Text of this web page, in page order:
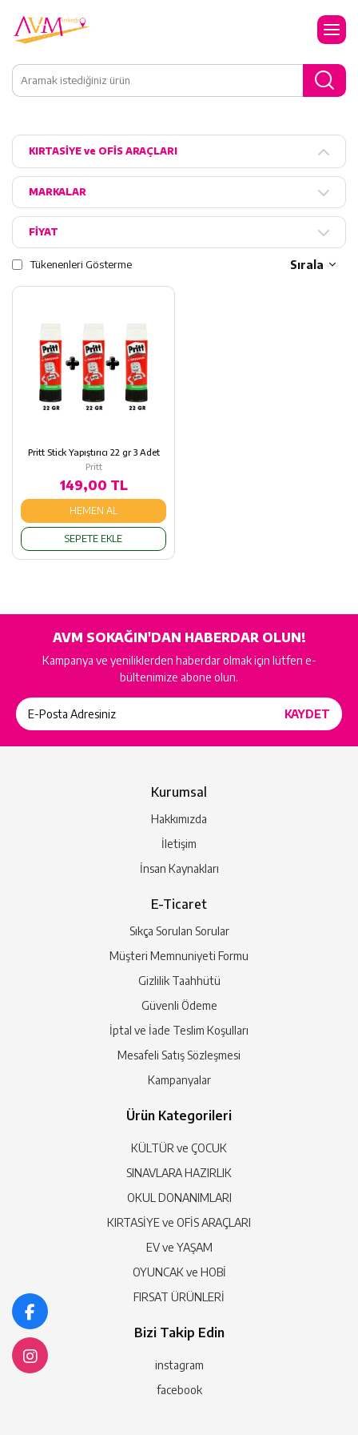
KIRTASİYE ve OFİS ARAÇLARI
MARKALAR
FİYAT
Tükenenleri Gösterme Sırala
Pritt Stick Yapıştırıcı 22 gr 3 Adet
Pritt
149,00 TL
HEMEN AL
SEPETE EKLE
AVM SOKAĞIN'DAN HABERDAR OLUN!
Kampanya ve yeniliklerden haberdar olmak için lütfen e-
bültenimize abone olun.
Kurumsal
Hakkımızda
İletişim
İnsan Kaynakları
E-Ticaret
Sıkça Sorulan Sorular
Müşteri Memnuniyeti Formu
Gizlilik Taahhütü
Güvenli Ödeme
İptal ve İade Teslim Koşulları
Mesafeli Satış Sözleşmesi
Kampanyalar
Ürün Kategorileri
KÜLTÜR ve ÇOCUK
SINAVLARA HAZIRLIK
OKUL DONANIMLARI
KIRTASİYE ve OFİS ARAÇLARI
EV ve YAŞAM
OYUNCAK ve HOBİ
FIRSAT ÜRÜNLERİ
Bizi Takip Edin
instagram
facebook